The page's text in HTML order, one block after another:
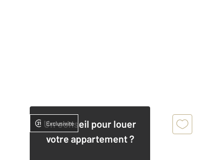
Un conseil pour louer
votre appartement ?
Exclusivité